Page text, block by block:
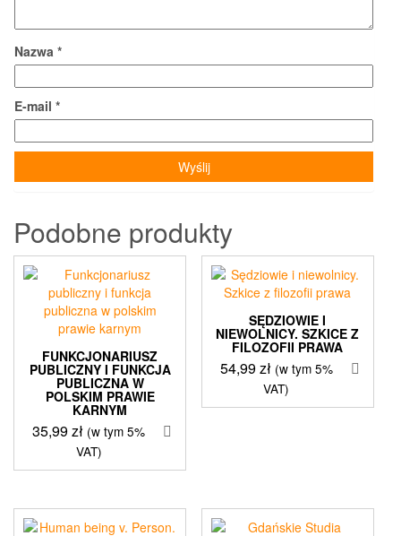
Nazwa *
E-mail *
Podobne produkty
FUNKCJONARIUSZ
PUBLICZNY I FUNKCJA
PUBLICZNA W
POLSKIM PRAWIE
KARNYM
35,99zł (w tym 5%
VAT)
SĘDZIOWIE I
NIEWOLNICY. SZKICE Z
FILOZOFII PRAWA
54,99zł (w tym 5%
VAT)